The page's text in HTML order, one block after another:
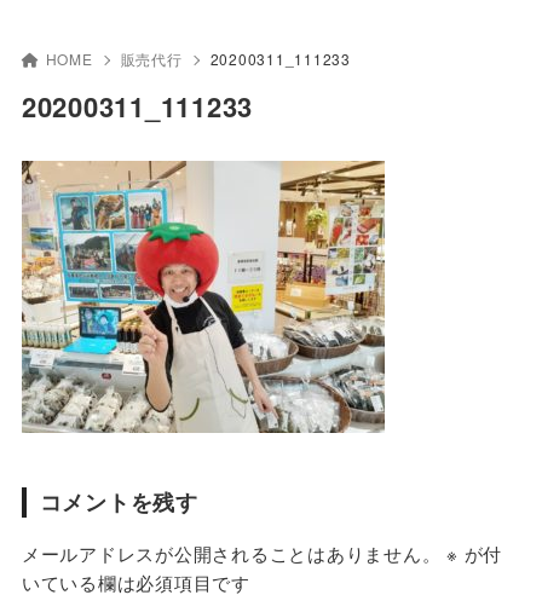
HOME 販売代行 20200311_111233
20200311_111233
コメントを残す
メールアドレスが公開されることはありません。 ※ が付
いている欄は必須項目です